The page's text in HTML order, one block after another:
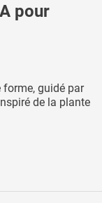
pour
guidé par
de la plante